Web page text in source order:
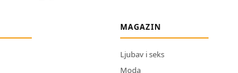
MAGAZIN
Ljubav i seks
Moda